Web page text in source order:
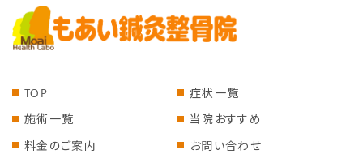
TOP
症状一覧
施術一覧
当院おすすめ
料金のご案内
お問い合わせ